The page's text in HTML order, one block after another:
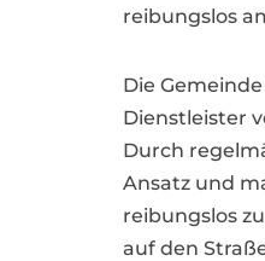
reibungslos
Die
Dienstleister
Durch
Ansatz und
reibungslos
auf den